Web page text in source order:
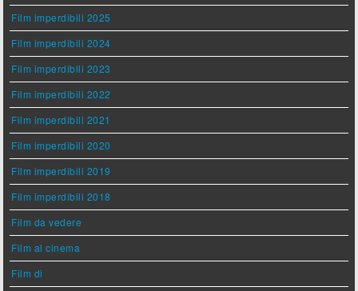
Film imperdibili 2025
Film imperdibili 2024
Film imperdibili 2023
Film imperdibili 2022
Film imperdibili 2021
Film imperdibili 2020
Film imperdibili 2019
Film imperdibili 2018
Film da vedere
Film al cinema
Film di